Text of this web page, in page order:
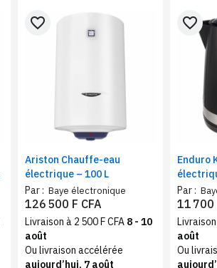
Ariston Chauffe-eau
électrique – 100 L
Par : Baye électronique
favorite_border
126 500 F CFA
Livraison à 2 500 F CFA 8 - 10
août
Ou livraison accélérée
aujourd’hui, 7 août
Enduro
Chauffe
d’eau
Par :
favorite_border
11 700
août
Ou